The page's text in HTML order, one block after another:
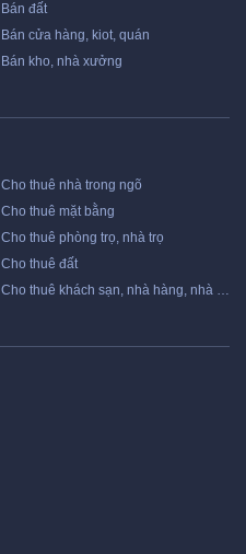
Bán đất
Bán cửa hàng, kiot, quán
Bán kho, nhà xưởng
Cho thuê nhà trong ngõ
Cho thuê mặt bằng
Cho thuê phòng trọ, nhà trọ
Cho thuê đất
Cho thuê khách sạn, nhà hàng, nhà nghỉ